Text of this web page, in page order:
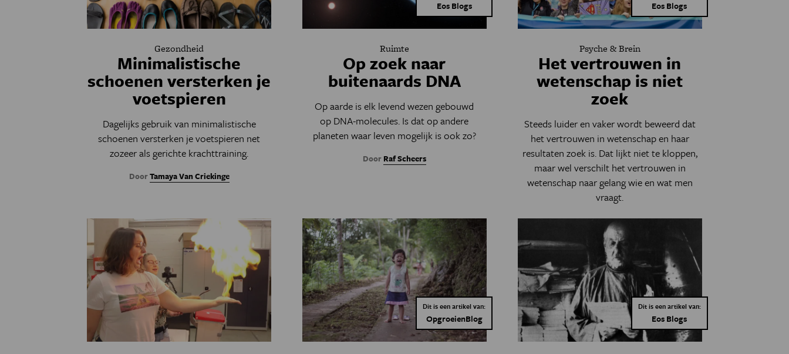
Gezondheid
Minimalistische
schoenen versterken je
voetspieren
Dagelijks gebruik van minimalistische
schoenen versterken je voetspieren net
zozeer als gerichte krachttraining.
DoorTamaya Van Criekinge
Eos Blogs
Ruimte
Op zoek naar
buitenaards DNA
Op aarde is elk levend wezen gebouwd
op DNA-molecules. Is dat op andere
planeten waar leven mogelijk is ook zo?
Door Raf Scheers
Eos Blogs
Psyche & Brein
Het vertrouwen in
wetenschap is niet
zoek
Steeds luider en vaker wordt beweerd dat
het vertrouwen in wetenschap en haar
resultaten zoek is.Dat lijkt niet te kloppen,
maar wel verschilt het vertrouwen in
wetenschap naar gelang wie en wat men
vraagt.
Dit is een artikel van:
OpgroeienBlog
Dit is een artikel van:
Eos Blogs